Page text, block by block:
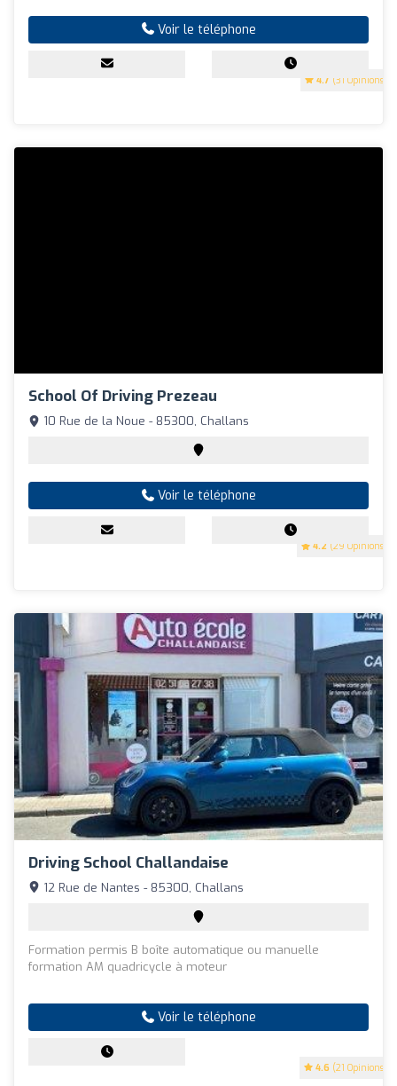
4.7 (31 Opinions)
Voir le téléphone
School Of Driving Prezeau
4.2 (29 Opinions)
10 Rue de la Noue - 85300, Challans
Voir le téléphone
Driving School Challandaise
4.6 (21 Opinions)
12 Rue de Nantes - 85300, Challans
Formation permis B boîte automatique ou manuelle
formation AM quadricycle à moteur
Voir le téléphone